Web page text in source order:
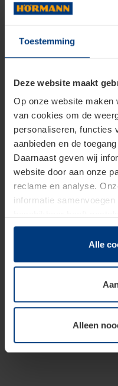
Toestemming
Deze website maakt
Op onze website maken
van cookies om de
personaliseren, functies
aanbieden en de
Daarnaast geven wij
website door aan onze
reclame en analyse.
informatie
hun diensten hebben
Juridisch hebben wij het
van deze pagina's
soorten cookies is uw
toestemming kunt u op
wijzigen of herroepen.
Alle
Alleen